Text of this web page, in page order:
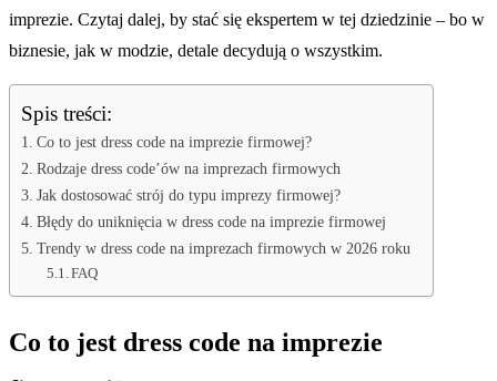
imprezie. Czytaj dalej, by stać się ekspertem w tej dziedzinie – bo w
biznesie, jak w modzie, detale decydują o wszystkim.
Spis treści:
Co to jest dress code na imprezie firmowej?
Rodzaje dress code’ów na imprezach firmowych
Jak dostosować strój do typu imprezy firmowej?
Błędy do uniknięcia w dress code na imprezie firmowej
Trendy w dress code na imprezach firmowych w 2026 roku
FAQ
Co to jest dress code na imprezie